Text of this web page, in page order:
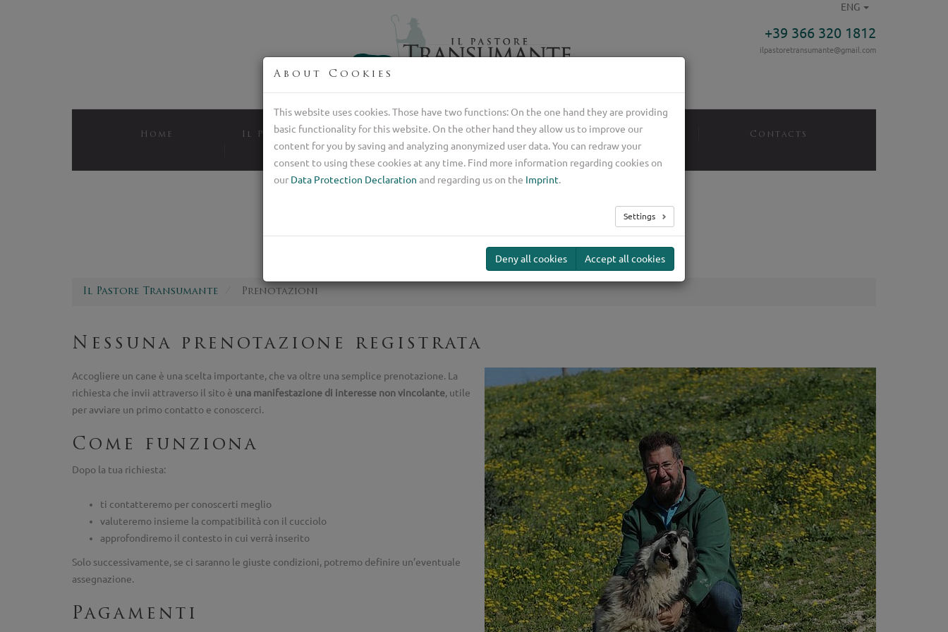
ENG
Professional breeder of Italian shepherd dogs
+39 366 320 1812
ilpastoretransumante@gmail.com
Home
Il Pastore Transumante
Breeding
Guard Dog Our Services Contacts
Il Pastore Transumante Prenotazioni
Nessuna prenotazione registrata
Accogliere un cane è una scelta importante, che va oltre una semplice prenotazione. La
richiesta che invii attraverso il sito è una manifestazione di interesse non vincolante, utile
per avviare un primo contatto e conoscerci.
Come funziona
Dopo la tua richiesta:
ti contatteremo per conoscerti meglio
valuteremo insieme la compatibilità con il cucciolo
approfondiremo il contesto in cui verrà inserito
Solo successivamente, se ci saranno le giuste condizioni, potremo definire un’eventuale
assegnazione.
Pagamenti
About Cookies
This website uses cookies. Those have two functions: On the one hand they are providing
basic functionality for this website. On the other hand they allow us to improve our
content for you by saving and analyzing anonymized user data. You can redraw your
consent to using these cookies at any time. Find more information regarding cookies on
our Data Protection Declaration and regarding us on the Imprint.
Settings
Deny all cookies Accept all cookies